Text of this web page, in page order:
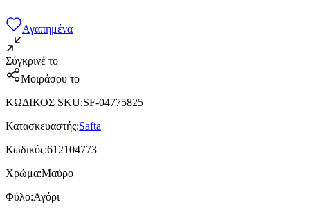
Αγαπημένα
Σύγκρινέ το
Μοιράσου το
ΚΩΔΙΚΟΣ SKU:SF-04775825
Κατασκευαστής:Safta
Κωδικός:612104773
Χρώμα:Μαύρο
Φύλο:Αγόρι